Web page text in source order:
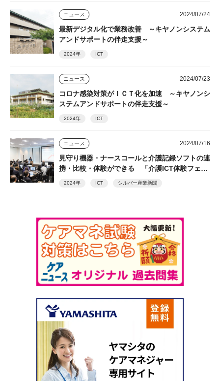
ニュース 2024/07/24
最新デジタル化で業務改善 ～キヤノンシステム
アンドサポートの伴走支援～
2024年 ICT
ニュース 2024/07/23
コロナ感染対策がＩＣＴ化を加速 ～キヤノンシ
ステムアンドサポートの伴走支援～
2024年 ICT
ニュース 2024/07/16
見守り機器・ナースコールと介護記録ソフトの連
携・比較・体験ができる 「介護ICT体験フェ
ア」 盛況
2024年 ICT シルバー産業新聞